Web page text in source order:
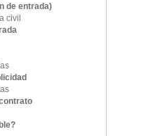
de entrada)
civil